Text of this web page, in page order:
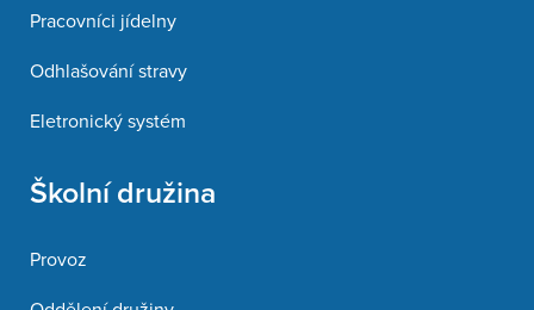
Pracovníci jídelny
Odhlašování stravy
Eletronický systém
Školní družina
Provoz